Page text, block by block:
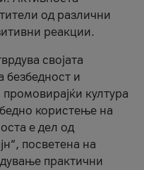
од различни
реакции.
својата
безбедност и
култура
користење на
е дел од
посветена на
практични